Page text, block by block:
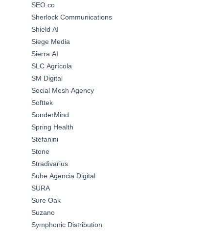
SEO.co
Sherlock Communications
Shield AI
Siege Media
Sierra AI
SLC Agrícola
SM Digital
Social Mesh Agency
Softtek
SonderMind
Spring Health
Stefanini
Stone
Stradivarius
Sube Agencia Digital
SURA
Sure Oak
Suzano
Symphonic Distribution